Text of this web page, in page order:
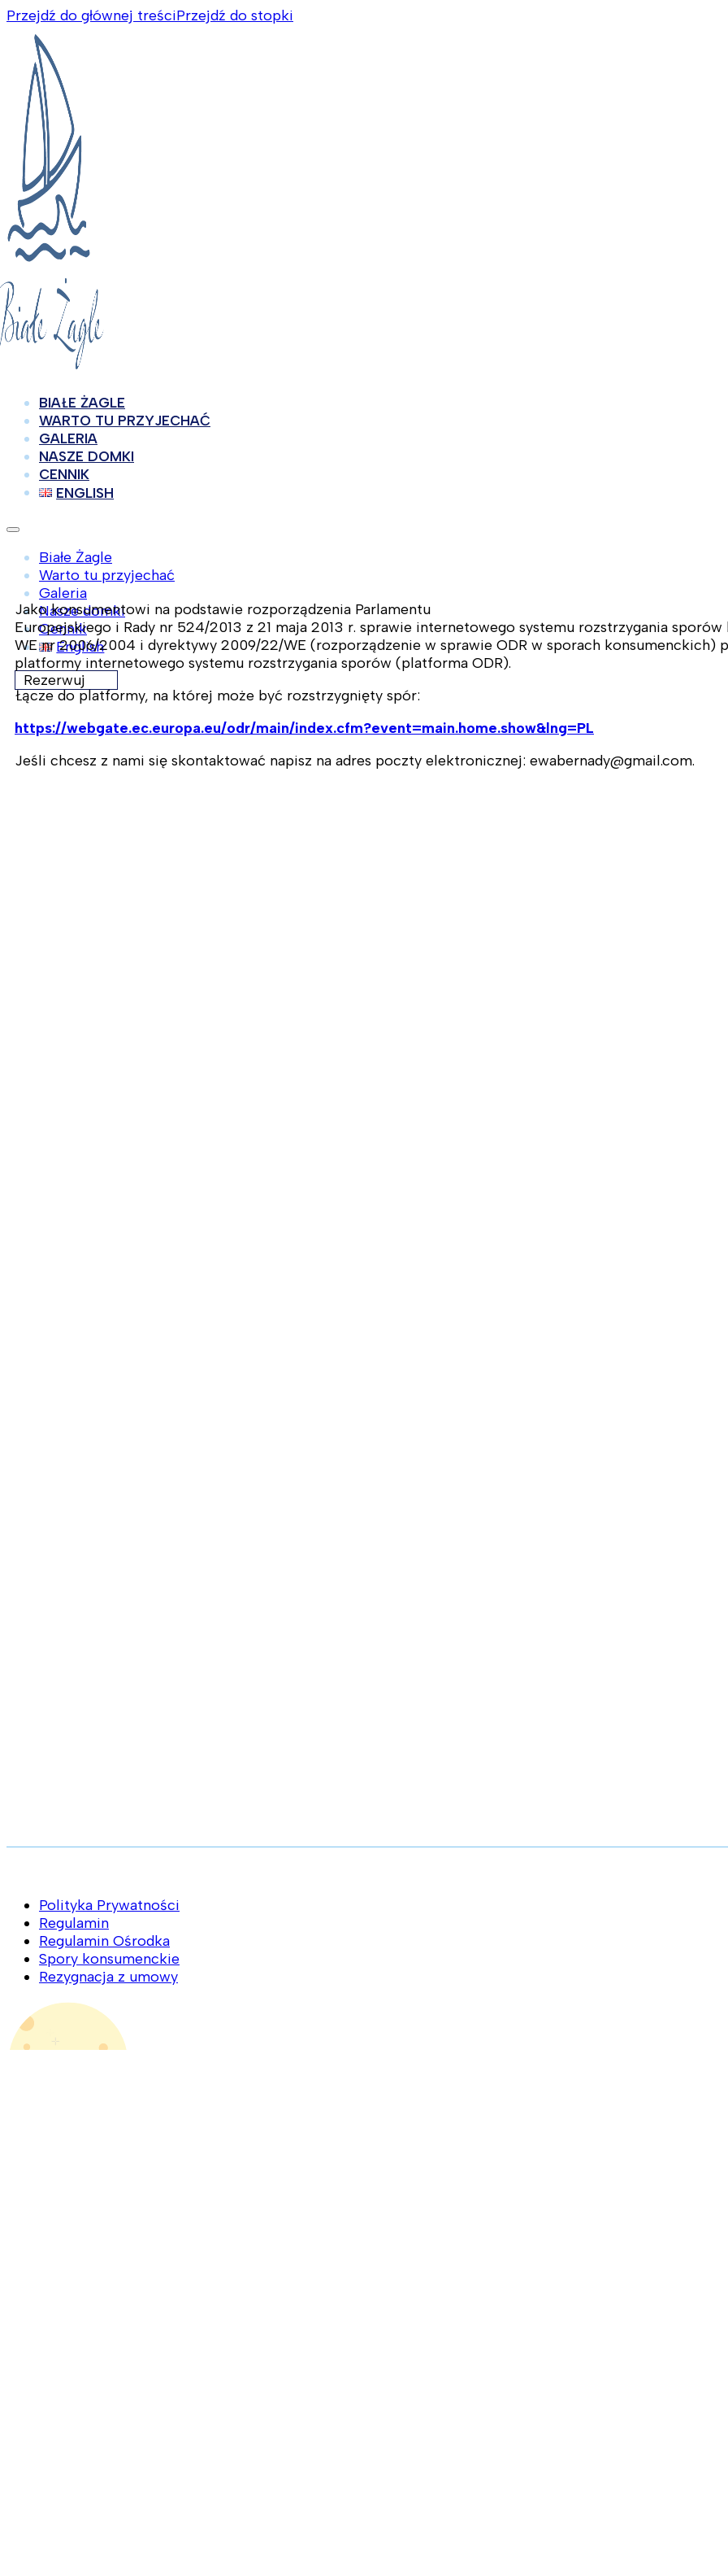
Przejdź do głównej treściPrzejdź do stopki
BIAŁE ŻAGLE
WARTO TU PRZYJECHAĆ
GALERIA
NASZE DOMKI
CENNIK
ENGLISH
Białe Żagle
Warto tu przyjechać
Galeria
Nasze domki
Cennik
English
Rezerwuj
Jako konsumentowi na podstawie rozporządzenia Parlamentu
Europejskiego i Rady nr 524/2013 z 21 maja 2013 r. sprawie internetowego systemu rozstrzygania
WE nr 2006/2004 i dyrektywy 2009/22/WE (rozporządzenie w sprawie ODR w sporach konsumenckich)
platformy internetowego systemu rozstrzygania sporów (platforma ODR).
Łącze do platformy, na której może być rozstrzygnięty spór:
https://webgate.ec.europa.eu/odr/main/index.cfm?event=main.home.show&lng=PL
Jeśli chcesz z nami się skontaktować napisz na adres poczty elektronicznej: ewabernady@gmail.com.
Polityka Prywatności
Regulamin
Regulamin Ośrodka
Spory konsumenckie
Rezygnacja z umowy